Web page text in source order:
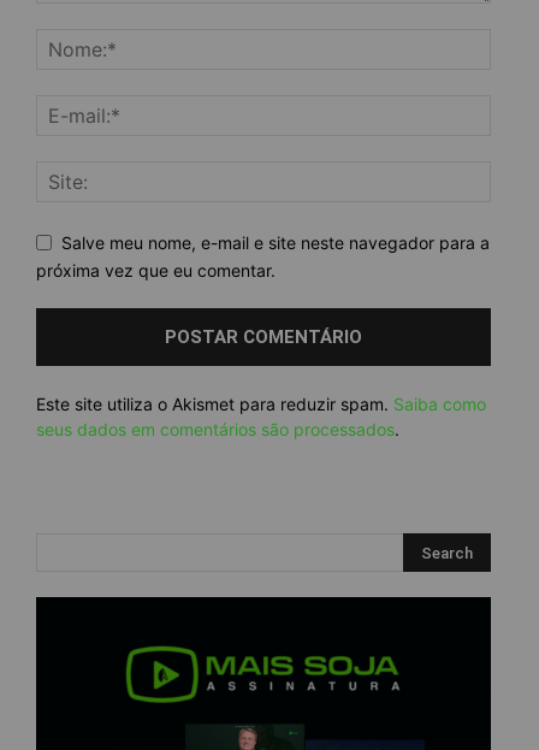
Salve meu nome, e-mail e site neste navegador para a
próxima vez que eu comentar.
Este site utiliza o Akismet para reduzir spam. Saiba como
seus dados em comentários são processados.